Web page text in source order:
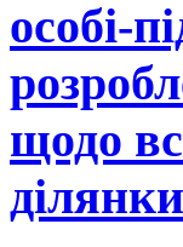
особі-
щодо